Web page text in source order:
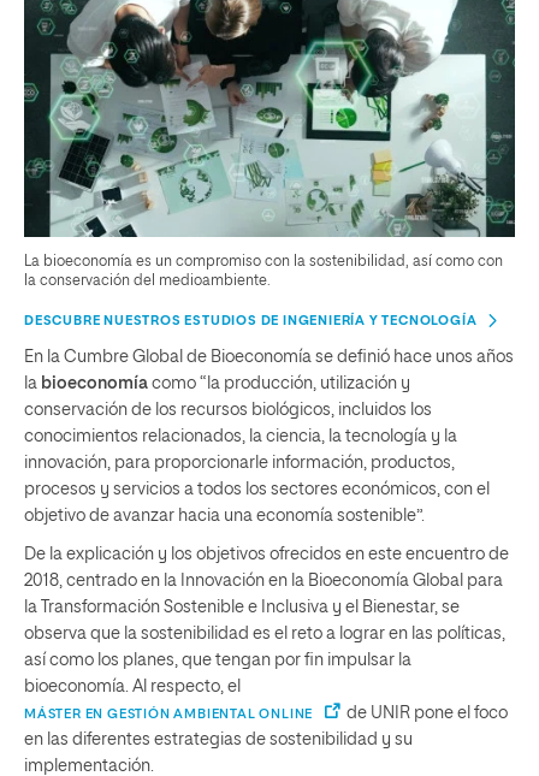
La bioeconomía es un compromiso con la sostenibilidad, así como con
la conservación del medioambiente.
DESCUBRE NUESTROS ESTUDIOS DE INGENIERÍA Y TECNOLOGÍA
En la Cumbre Global de Bioeconomía se definió hace unos años
la bioeconomía como “la producción, utilización y
conservación de los recursos biológicos, incluidos los
conocimientos relacionados, la ciencia, la tecnología y la
innovación, para proporcionarle información, productos,
procesos y servicios a todos los sectores económicos, con el
objetivo de avanzar hacia una economía sostenible”.
De la explicación y los objetivos ofrecidos en este encuentro de
2018, centrado en la Innovación en la Bioeconomía Global para
la Transformación Sostenible e Inclusiva y el Bienestar, se
observa que la sostenibilidad es el reto a lograr en las políticas,
así como los planes, que tengan por fin impulsar la
bioeconomía. Al respecto, el
MÁSTER EN GESTIÓN AMBIENTAL ONLINE
de UNIR pone el foco
en las diferentes estrategias de sostenibilidad y su
implementación.